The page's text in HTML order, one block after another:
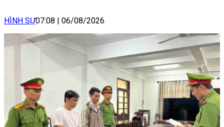
HÌNH SỰ07:08 | 06/08/2026